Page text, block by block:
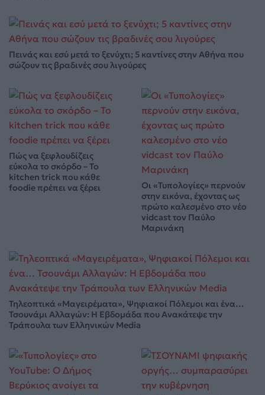
Πεινάς και εσύ μετά το ξενύχτι; 5 καντίνες στην Αθήνα που
σώζουν τις βραδινές σου λιγούρες
Πώς να ξεφλουδίζεις
εύκολα το σκόρδο – Το
kitchen trick που κάθε
foodie πρέπει να ξέρει
Οι «Τυπολογίες» περνούν
στην εικόνα, έχοντας ως
πρώτο καλεσμένο στο νέο
vidcast τον Παύλο
Μαρινάκη
Τηλεοπτικά «Μαγειρέματα», Ψηφιακοί Πόλεμοι και ένα…
Τσουνάμι Αλλαγών: Η Εβδομάδα που Ανακάτεψε την
Τράπουλα των Ελληνικών Media